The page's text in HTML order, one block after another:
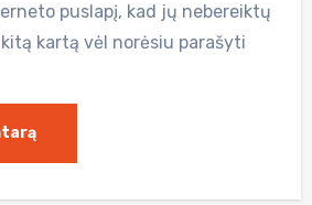
puslapį, kad jų nebereiktų
kartą vėl norėsiu parašyti